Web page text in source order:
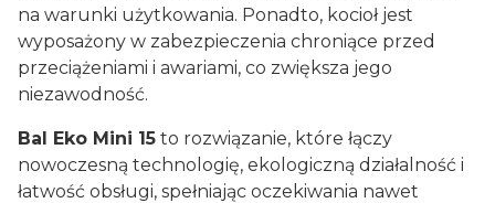
na warunki użytkowania. Ponadto, kocioł jest
wyposażony w zabezpieczenia chroniące przed
przeciążeniami i awariami, co zwiększa jego
niezawodność.
Bal Eko Mini 15 to rozwiązanie, które łączy
nowoczesną technologię, ekologiczną działalność i
łatwość obsługi, spełniając oczekiwania nawet